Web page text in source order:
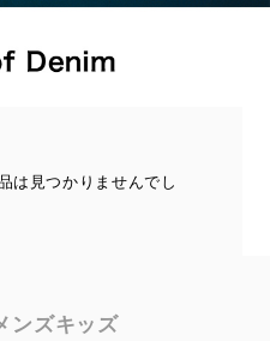
は見つかりませんでし
ンズキッズ